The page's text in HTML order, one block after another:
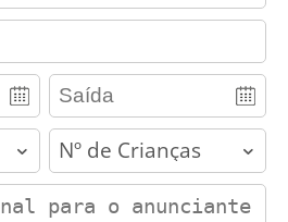
children